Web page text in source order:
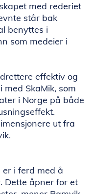
med rederiet
står bak
benyttes i
som medeier i
effektiv og
SkaMik, som
i Norge på både
ut fra
er i ferd med å
Dette åpner for et